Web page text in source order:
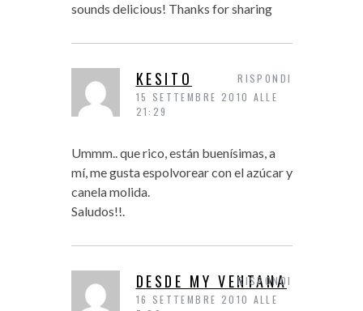
sounds delicious! Thanks for sharing
KESITO
15 SETTEMBRE 2010 ALLE
21:29
Ummm.. que rico, están buenísimas, a
mí, me gusta espolvorear con el azúcar y
canela molida.
Saludos!!.
RISPONDI
DESDE MY VENTANA
16 SETTEMBRE 2010 ALLE
RISPONDI